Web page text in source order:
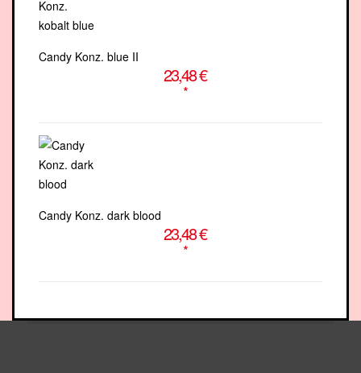
Candy Konz. blue II
23,48 €
*
Candy Konz. dark blood
23,48 €
*